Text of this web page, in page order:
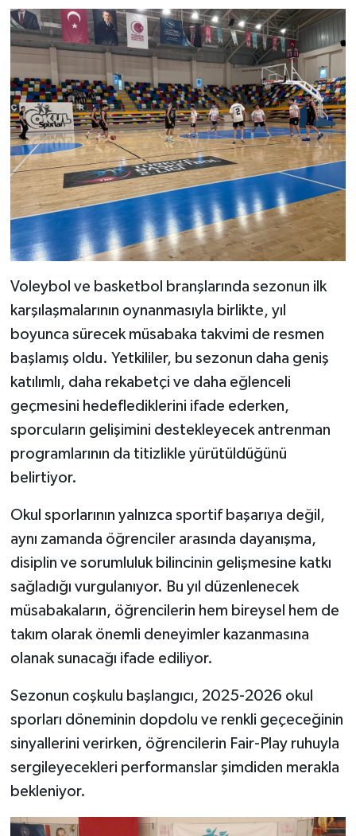
Voleybol ve basketbol branşlarında sezonun ilk
karşılaşmalarının oynanmasıyla birlikte, yıl
boyunca sürecek müsabaka takvimi de resmen
başlamış oldu. Yetkililer, bu sezonun daha geniş
katılımlı, daha rekabetçi ve daha eğlenceli
geçmesini hedeflediklerini ifade ederken,
sporcuların gelişimini destekleyecek antrenman
programlarının da titizlikle yürütüldüğünü
belirtiyor.
Okul sporlarının yalnızca sportif başarıya değil,
aynı zamanda öğrenciler arasında dayanışma,
disiplin ve sorumluluk bilincinin gelişmesine katkı
sağladığı vurgulanıyor. Bu yıl düzenlenecek
müsabakaların, öğrencilerin hem bireysel hem de
takım olarak önemli deneyimler kazanmasına
olanak sunacağı ifade ediliyor.
Sezonun coşkulu başlangıcı, 2025-2026 okul
sporları döneminin dopdolu ve renkli geçeceğinin
sinyallerini verirken, öğrencilerin Fair-Play ruhuyla
sergileyecekleri performanslar şimdiden merakla
bekleniyor.